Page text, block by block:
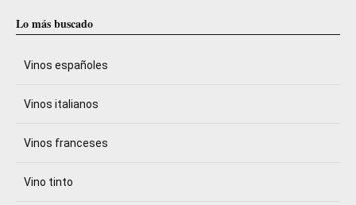
Lo más buscado
Vinos españoles
Vinos italianos
Vinos franceses
Vino tinto